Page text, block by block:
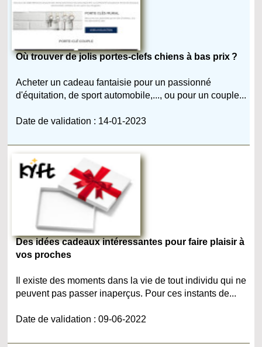
Où trouver de jolis portes-clefs chiens à bas prix ?
Acheter un cadeau fantaisie pour un passionné
d'équitation, de sport automobile,..., ou pour un couple...
Date de validation : 14-01-2023
Des idées cadeaux intéressantes pour faire plaisir à
vos proches
Il existe des moments dans la vie de tout individu qui ne
peuvent pas passer inaperçus. Pour ces instants de...
Date de validation : 09-06-2022